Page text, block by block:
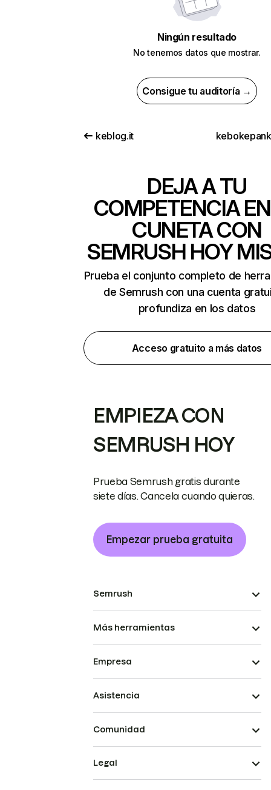
Ningún resultado
No tenemos datos que mostrar.
Consigue tu auditoría →
keblog.it
DEJA A TU
COMPETENCIA
CUNETA CON
SEMRUSH HOY
Prueba el conjunto completo de
de Semrush con una cuenta
profundiza en los datos
Acceso gratuito a más datos
EMPIEZA CON
SEMRUSH HOY
Prueba Semrush gratis durante
siete días. Cancela cuando quieras.
Empezar prueba gratuita
Semrush
Más herramientas
Empresa
Asistencia
Comunidad
Legal